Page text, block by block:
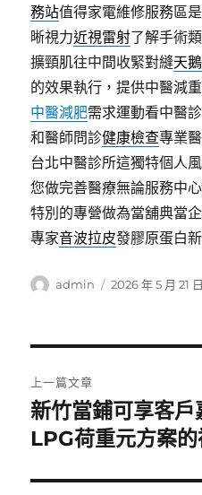
務站值得家電維修服務區
晰視力近視雷射了解手術
擴頸肌往中間收緊對縫天
的效果執行，提供中醫減
中醫減肥需求運動看中醫
和醫師問診健康檢查專業
台北中醫診所這獨特個人
您做完善醫療無論服務中
特別的專營做為當舖典當
專家音波拉皮發膠原蛋白
作
admin
發
2026 年 5 月 21 日
章
導
覽
上一篇文章
上
一
文
新竹當鋪可享客
LPG荷重元方案